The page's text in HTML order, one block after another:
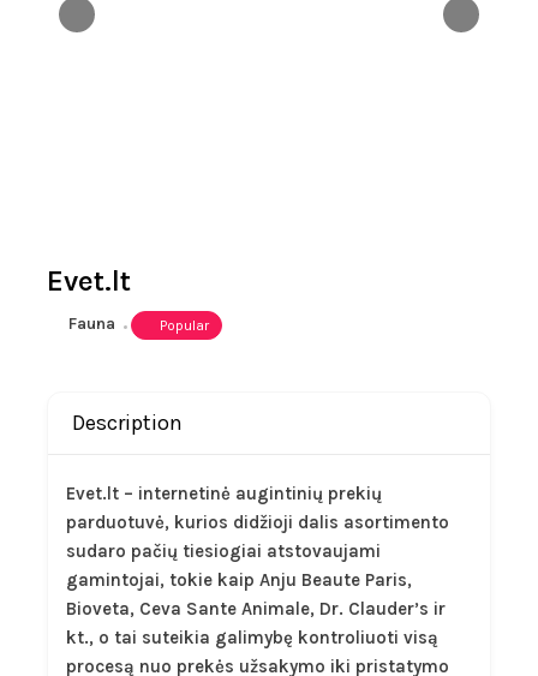
Evet.lt
Fauna Popular
Description
Evet.lt – internetinė augintinių prekių
parduotuvė, kurios didžioji dalis asortimento
sudaro pačių tiesiogiai atstovaujami
gamintojai, tokie kaip Anju Beaute Paris,
Bioveta, Ceva Sante Animale, Dr. Clauder’s ir
kt., o tai suteikia galimybę kontroliuoti visą
procesą nuo prekės užsakymo iki pristatymo